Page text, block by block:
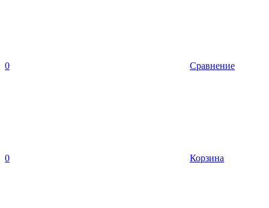
0 Сравнение
0 Корзина